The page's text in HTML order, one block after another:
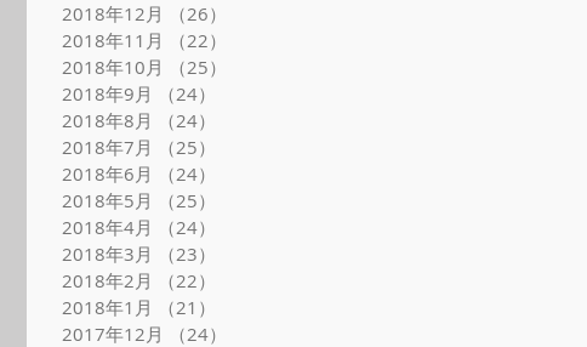
2018年12月
（26）
2018年11月
（22）
2018年10月
（25）
2018年9月
（24）
2018年8月
（24）
2018年7月
（25）
2018年6月
（24）
2018年5月
（25）
2018年4月
（24）
2018年3月
（23）
2018年2月
（22）
2018年1月
（21）
2017年12月
（24）